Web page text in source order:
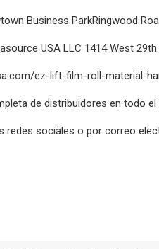
Business ParkRingwood
USA LLC 1414 West
ez-lift-film-roll-material-
de distribuidores en todo el
redes sociales o por correo